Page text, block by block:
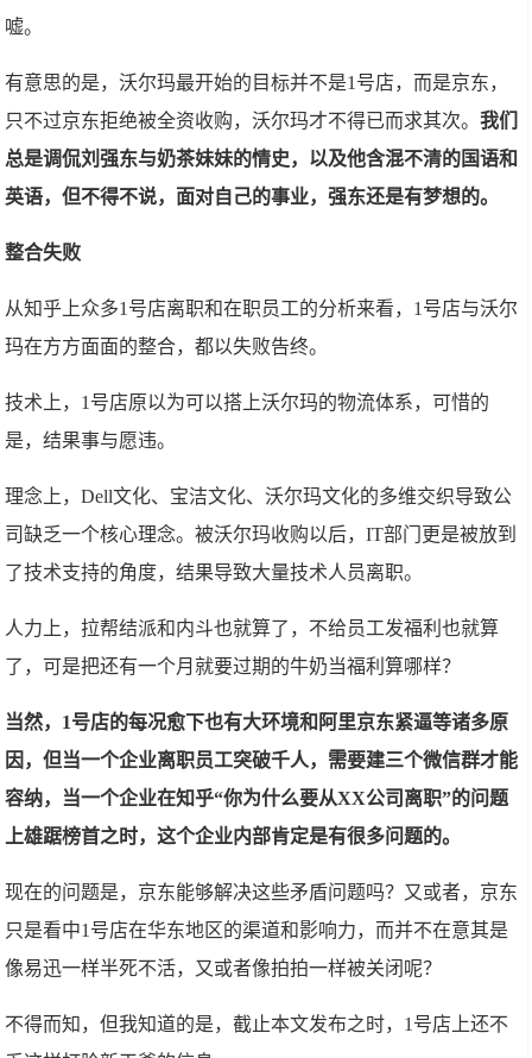
嘘。
有意思的是，沃尔玛最开始的目标并不是1号店，而是京东，
只不过京东拒绝被全资收购，沃尔玛才不得已而求其次。我们
总是调侃刘强东与奶茶妹妹的情史，以及他含混不清的国语和
英语，但不得不说，面对自己的事业，强东还是有梦想的。
整合失败
从知乎上众多1号店离职和在职员工的分析来看，1号店与沃尔
玛在方方面面的整合，都以失败告终。
技术上，1号店原以为可以搭上沃尔玛的物流体系，可惜的
是，结果事与愿违。
理念上，Dell文化、宝洁文化、沃尔玛文化的多维交织导致公
司缺乏一个核心理念。被沃尔玛收购以后，IT部门更是被放到
了技术支持的角度，结果导致大量技术人员离职。
人力上，拉帮结派和内斗也就算了，不给员工发福利也就算
了，可是把还有一个月就要过期的牛奶当福利算哪样？
当然，1号店的每况愈下也有大环境和阿里京东紧逼等诸多原
因，但当一个企业离职员工突破千人，需要建三个微信群才能
容纳，当一个企业在知乎“你为什么要从XX公司离职”的问题
上雄踞榜首之时，这个企业内部肯定是有很多问题的。
现在的问题是，京东能够解决这些矛盾问题吗？又或者，京东
只是看中1号店在华东地区的渠道和影响力，而并不在意其是
像易迅一样半死不活，又或者像拍拍一样被关闭呢？
不得而知，但我知道的是，截止本文发布之时，1号店上还不